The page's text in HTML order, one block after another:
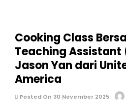
Cooking Class
Teaching Assistant
Jason Yan dari
America
Posted On 30 November 2025